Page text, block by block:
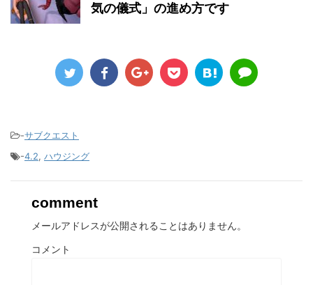
気の儀式」の進め方です
-サブクエスト
-4.2, ハウジング
comment
メールアドレスが公開されることはありません。
コメント